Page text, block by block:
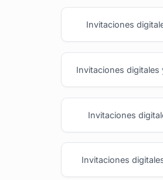
Invitaciones
Invitaciones digitales
Invitaciones
Invitaciones